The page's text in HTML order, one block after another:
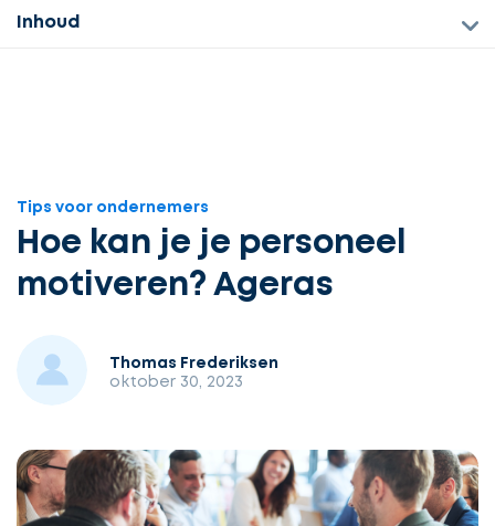
Inhoud
Tips voor ondernemers
Hoe kan je je personeel
motiveren? Ageras
Thomas Frederiksen
oktober 30, 2023